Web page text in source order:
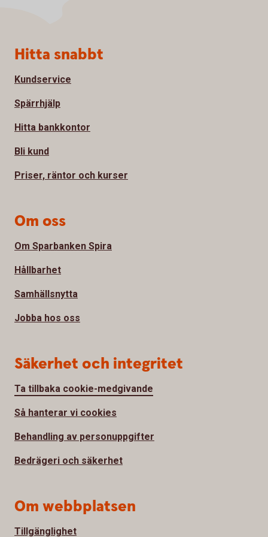
Sidfot
Hitta snabbt
Kundservice
Spärrhjälp
Hitta bankkontor
Bli kund
Priser, räntor och kurser
Om oss
Om Sparbanken Spira
Hållbarhet
Samhällsnytta
Jobba hos oss
Säkerhet och integritet
Ta tillbaka cookie-medgivande
Så hanterar vi cookies
Behandling av personuppgifter
Bedrägeri och säkerhet
Om webbplatsen
Tillgänglighet